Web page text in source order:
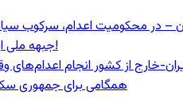
– در محکومیت اعدام، سرکوب
جبهه ملی ایران: ماشین اعدام را متوقف کنید!
خارج از کشور انجام اعدام‌های
همگامی برای جمهوری